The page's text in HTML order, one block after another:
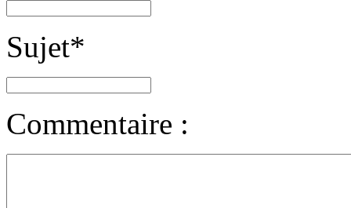
Sujet*
Commentaire :